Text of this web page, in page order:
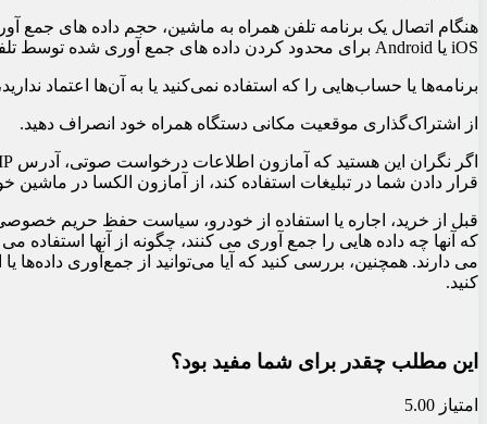
هنگام اتصال یک برنامه تلفن همراه به ماشین، حجم داده های جمع
iOS یا Android برای محدود کردن داده های جمع آوری شده توسط تلفن خود استفاده کنید.
برنامه‌ها یا حساب‌هایی را که استفاده نمی‌کنید یا به آن‌ها اعتماد
از اشتراک‌گذاری موقعیت مکانی دستگاه همراه خود انصراف دهید.
قرار دادن شما در تبلیغات استفاده کند، از آمازون الکسا در ماشین
قبل از خرید، اجاره یا استفاده از خودرو، سیاست حفظ حریم
که آنها چه داده هایی را جمع آوری می کنند، چگونه از آنها استفاده
می دارند. همچنین، بررسی کنید که آیا می‌توانید از جمع‌آوری
کنید.
این مطلب چقدر برای شما مفید بود؟
امتیاز 5.00